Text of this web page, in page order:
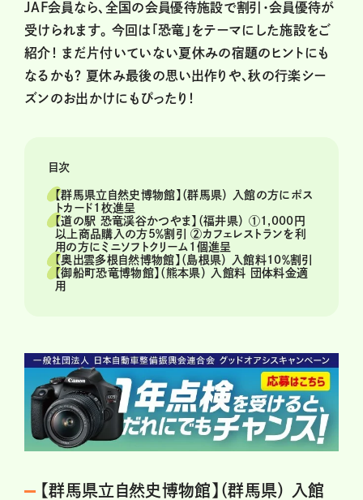
JAF会員なら、全国の会員優待施設で割引・会員優待が
受けられます。 今回は「恐竜」をテーマにした施設をご
紹介！ まだ片付いていない夏休みの宿題のヒントにも
なるかも？ 夏休み最後の思い出作りや、秋の行楽シー
ズンのお出かけにもぴったり！
目次
【群馬県立自然史博物館】（群馬県） 入館の方にポス
トカード1枚進呈
【道の駅 恐竜渓谷かつやま】（福井県） ①1,000円
以上商品購入の方5％割引 ②カフェレストランを利
用の方にミニソフトクリーム1個進呈
【奥出雲多根自然博物館】（島根県） 入館料10％割引
【御船町恐竜博物館】（熊本県） 入館料 団体料金適
用
【群馬県立自然史博物館】（群馬県） 入館